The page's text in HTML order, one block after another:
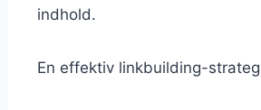
indhold.
En effektiv linkbuilding-